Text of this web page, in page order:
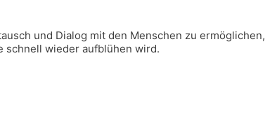
und Dia­log mit den Men­schen zu ermög­li­chen,
schnell wie­der auf­blü­hen wird.